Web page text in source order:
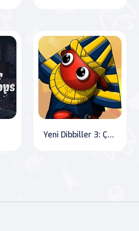
Yeni Dibbiller 3: Çölde Umutsuzluk